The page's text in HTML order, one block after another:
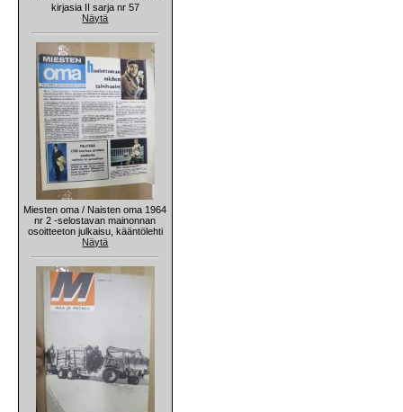
kirjasia II sarja nr 57
Näytä
Miesten oma / Naisten oma 1964
nr 2 -selostavan mainonnan
osoitteeton julkaisu, kääntölehti
Näytä